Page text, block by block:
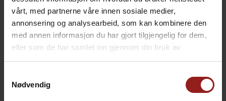
vårt, med partnerne våre innen sosiale medier,
annonsering og analysearbeid, som kan kombinere den
med annen informasjon du har gjort tilgjengelig for dem,
eller som de har samlet inn gjennom din bruk av
tjenestene deres.
Nødvendig